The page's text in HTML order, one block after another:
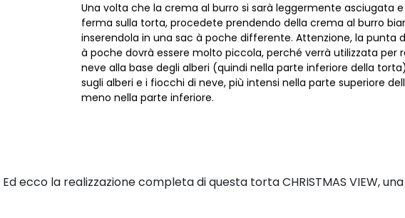
Una volta che la crema al burro si sarà leggermente asciugata e
ferma sulla torta, procedete prendendo della crema al burro
inserendola in una sac à poche differente. Attenzione, la punta
à poche dovrà essere molto piccola, perché verrà utilizzata per
neve alla base degli alberi (quindi nella parte inferiore della
sugli alberi e i fiocchi di neve, più intensi nella parte superiore
meno nella parte inferiore.
Ed ecco la realizzazione completa di questa torta CHRISTMAS